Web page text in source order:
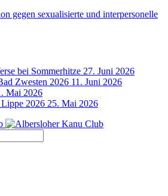
gegen sexualisierte und interpersonelle
bei Sommerhitze 27. Juni 2026
Zwesten 2026 11. Juni 2026
Mai 2026
2026 25. Mai 2026